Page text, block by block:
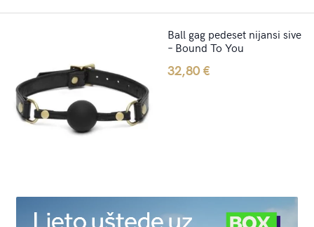
Ball gag pedeset nijansi sive
– Bound To You
32,80€